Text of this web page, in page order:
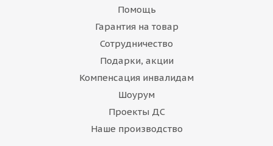
Помощь
Гарантия на товар
Сотрудничество
Подарки, акции
Компенсация инвалидам
Шоурум
Проекты ДС
Наше производство